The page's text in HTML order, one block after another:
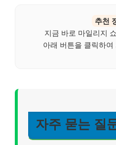
추천
지금 바로 마일리지
아래 버튼을 클릭하
자주 묻는 질